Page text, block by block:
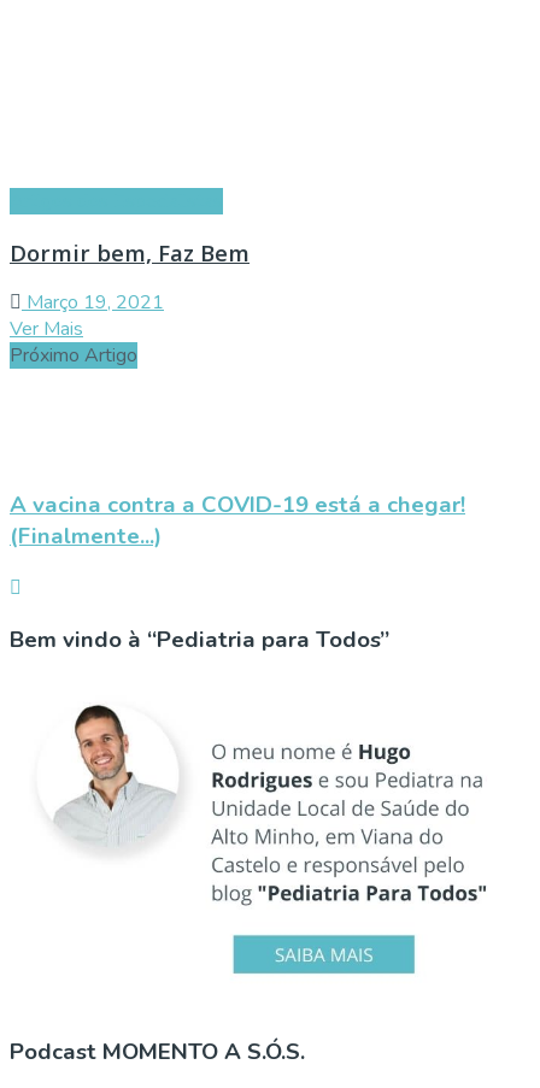
Dormir bem, Faz Bem
Março 19, 2021
Ver Mais
Próximo Artigo
A vacina contra a COVID-19 está a chegar!
(Finalmente...)
Bem vindo à “Pediatria para Todos”
Podcast MOMENTO A S.Ó.S.